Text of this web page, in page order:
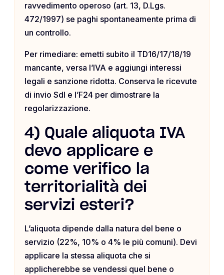
ravvedimento operoso (art. 13, D.Lgs.
472/1997) se paghi spontaneamente prima di
un controllo.
Per rimediare: emetti subito il TD16/17/18/19
mancante, versa l’IVA e aggiungi interessi
legali e sanzione ridotta. Conserva le ricevute
di invio SdI e l’F24 per dimostrare la
regolarizzazione.
4) Quale aliquota IVA
devo applicare e
come verifico la
territorialità dei
servizi esteri?
L’aliquota dipende dalla natura del bene o
servizio (22%, 10% o 4% le più comuni). Devi
applicare la stessa aliquota che si
applicherebbe se vendessi quel bene o